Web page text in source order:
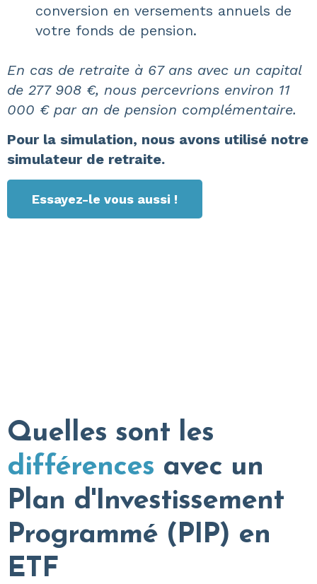
conversion en versements annuels de
votre fonds de pension.
En cas de retraite à 67 ans avec un capital
de 277 908 €, nous percevrions environ 11
000 € par an de pension complémentaire.
Pour la simulation, nous avons utilisé notre
simulateur de retraite.
Essayez-le vous aussi !
Quelles sont les
différences avec un
Plan d'Investissement
Programmé (PIP) en
ETF